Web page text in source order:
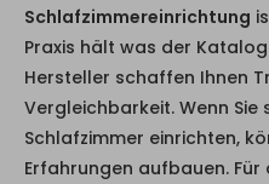
Schlafzimmereinrichtung
Praxis hält was der
Hersteller schaffen Ihnen
Vergleichbarkeit. Wenn
Schlafzimmer einrichten,
Erfahrungen aufbauen. Für